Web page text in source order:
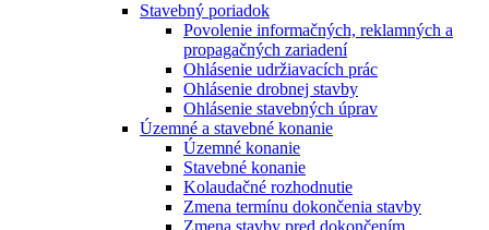
Stavebný poriadok
Povolenie informačných, reklamných a
propagačných zariadení
Ohlásenie udržiavacích prác
Ohlásenie drobnej stavby
Ohlásenie stavebných úprav
Územné a stavebné konanie
Územné konanie
Stavebné konanie
Kolaudačné rozhodnutie
Zmena termínu dokončenia stavby
Zmena stavby pred dokončením